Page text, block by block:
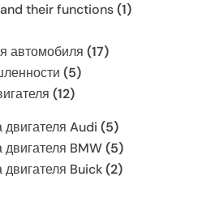
their functions(1)
автомобиля (17)
(5)
(12)
двигателя Audi (5)
двигателя BMW(5)
двигателя Buick(2)